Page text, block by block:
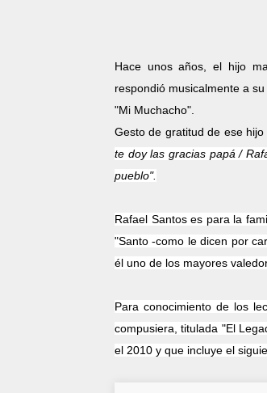
Hace unos años, el hijo
respondió musicalmente a
"Mi Muchacho".
Gesto de gratitud de ese
te doy las gracias papá /
pueblo".
Rafael Santos es para la
"Santo -como le dicen por
él uno de los mayores
Para conocimiento de los
compusiera, titulada "El
el 2010 y que incluye el